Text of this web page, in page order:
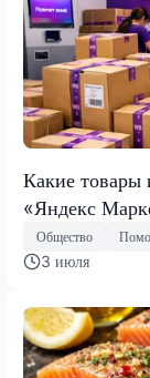
Какие
«Яндекс
Общество
3 июля